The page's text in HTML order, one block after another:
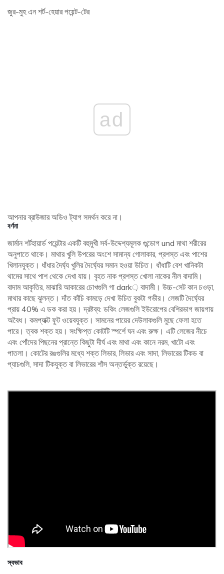
জুর-মুহ এন শর্ট-হেয়ার পয়েন্ট-টের
ad
আপনার ব্রাউজার অডিও ট্যাগ সমর্থন করে না।
বর্ণনা
জার্মান শর্টহায়ার্ড পয়েন্টার একটি বহুমুখী সর্ব-উদ্দেশ্যমূলক গুন্ডোগ und মাথা শরীরের
অনুপাতে থাকে। মাথার খুলি উপরের অংশে সামান্য গোলাকার, প্রশস্ত এবং পাশের
খিলানযুক্ত। ধাঁধার দৈর্ঘ্য খুলির দৈর্ঘ্যের সমান হওয়া উচিত। ধাঁধাটি বেশ খানিকটা
থামের সাথে পাশ থেকে দেখা যায়। বৃহত নাক প্রশস্ত খোলা নাকের নীল বাদামি।
বাদাম আকৃতির, মাঝারি আকারের চোখগুলি গা dark় বাদামী। উচ্চ-সেট কান চওড়া,
মাথার কাছে ঝুলন্ত। দাঁত কাঁচি কামড়ে দেখা উচিত বুকটা গভীর। লেজটি দৈর্ঘ্যের
প্রায় 40% এ ডক করা হয়। দ্রষ্টব্য: ডকিং লেজগুলি ইউরোপের বেশিরভাগ জায়গায়
অবৈধ। কমপ্যাক্ট ফুট ওয়েবযুক্ত। সামনের পায়ের দেউলাকগুলি মুছে ফেলা হতে
পারে। ত্বক শক্ত হয়। সংক্ষিপ্ত কোটটি স্পর্শে ঘন এবং রুক্ষ। এটি লেজের নীচে
এবং পোঁদের পিছনের প্রান্তে কিছুটা দীর্ঘ এবং মাথা এবং কানে নরম, খাটো এবং
পাতলা। কোটের রঙগুলির মধ্যে শক্ত লিভার, লিভার এবং সাদা, লিভারের টিকড বা
প্যাচগুলি, সাদা টিকযুক্ত বা লিভারের শাঁস অন্তর্ভুক্ত রয়েছে।
স্বভাব